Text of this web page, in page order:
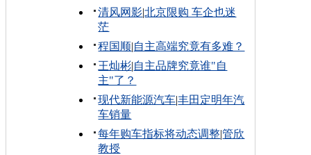
清风网影|北京限购 车企也迷
茫
程国顺|自主高端究竟有多难？
王灿彬|自主品牌究竟谁"自
主"了？
现代新能源汽车|丰田定明年汽
车销量
每年购车指标将动态调整|管欣
教授